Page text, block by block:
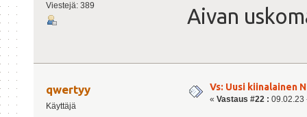
Viestejä: 389
Aivan
qwertyy
Käyttäjä
Vs: Uusi kiinalainen
« Vastaus #22 : 09.02.23